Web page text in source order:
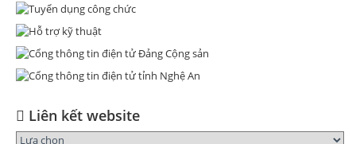
Liên kết website